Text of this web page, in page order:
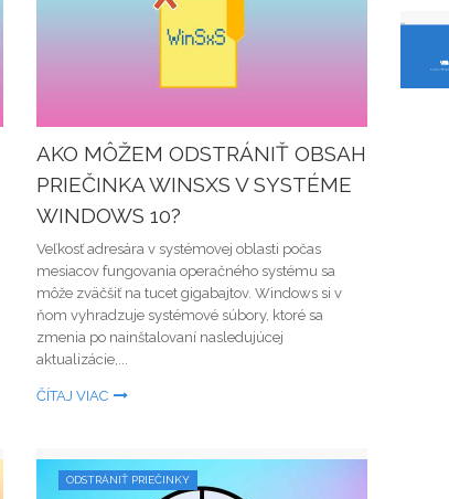
AKO MÔŽEM ODSTRÁNIŤ OBSAH
PRIEČINKA WINSXS V SYSTÉME
WINDOWS 10?
Veľkosť adresára v systémovej oblasti počas
mesiacov fungovania operačného systému sa
môže zväčšiť na tucet gigabajtov. Windows si v
ňom vyhradzuje systémové súbory, ktoré sa
zmenia po nainštalovaní nasledujúcej
aktualizácie,...
ČÍTAJ VIAC
ODSTRÁNIŤ PRIEČINKY